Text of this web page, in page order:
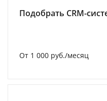
Подобрать CRM-
От 1 000 руб./месяц